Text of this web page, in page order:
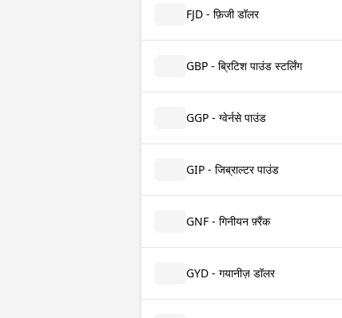
FJD - फ़िजी डॉलर
GBP - ब्रिटिश पाउंड स्टर्लिंग
GGP - ग्वेर्नसे पाउंड
GIP - जिब्राल्टर पाउंड
GNF - गिनीयन फ़्रैंक
GYD - गयानीज़ डॉलर